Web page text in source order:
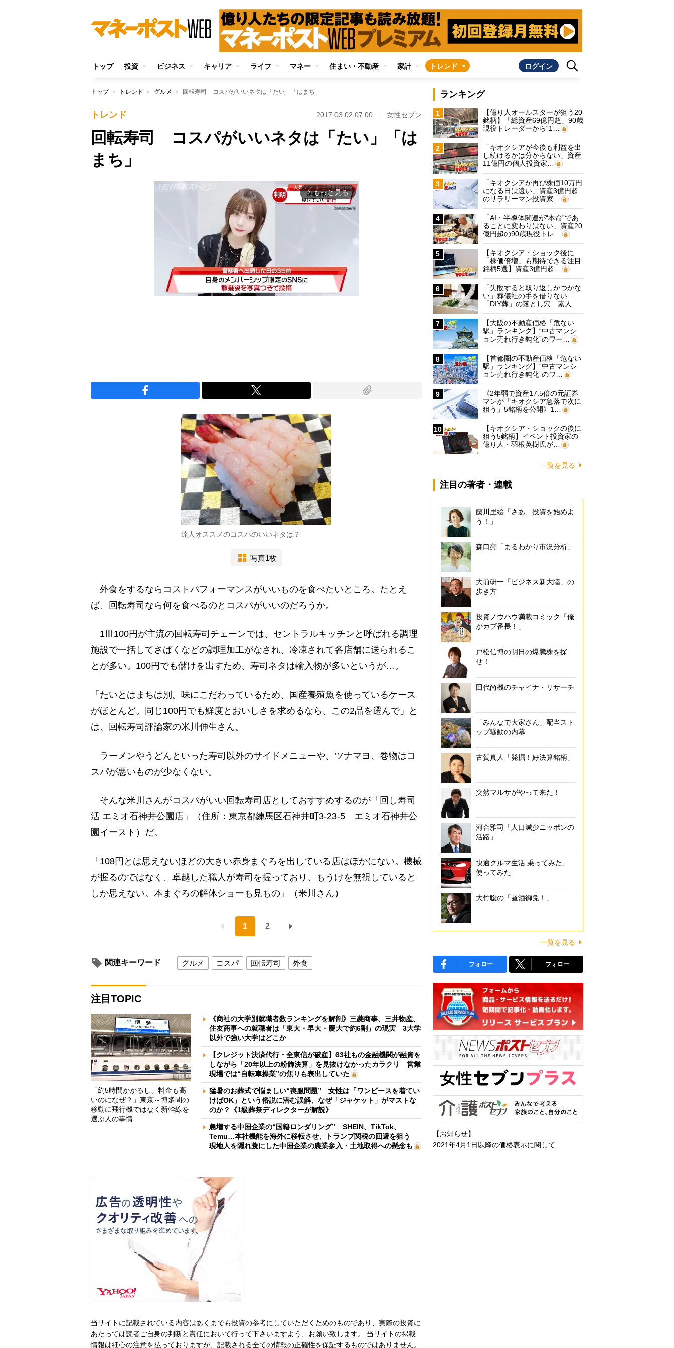
トップ 投資 ビジネス キャリア ライフ マネー 住まい・不動産 家計 トレンド ログイン
トップ トレンド グルメ 回転寿司 コスパがいいネタは「たい」「はまち」
トレンド 2017.03.02 07:00 女性セブン
回転寿司 コスパがいいネタは「たい」「は
まち」
arrow_forward_ios もっと見る
達人オススメのコスパのいいネタは？
写真1枚
外食をするならコストパフォーマンスがいいものを食べたいところ。たとえ
ば、回転寿司なら何を食べるのとコスパがいいのだろうか。
1皿100円が主流の回転寿司チェーンでは、セントラルキッチンと呼ばれる調理
施設で一括してさばくなどの調理加工がなされ、冷凍されて各店舗に送られるこ
とが多い。100円でも儲けを出すため、寿司ネタは輸入物が多いというが…。
「たいとはまちは別。味にこだわっているため、国産養殖魚を使っているケース
がほとんど。同じ100円でも鮮度とおいしさを求めるなら、この2品を選んで」と
は、回転寿司評論家の米川伸生さん。
ラーメンやうどんといった寿司以外のサイドメニューや、ツナマヨ、巻物はコ
スパが悪いものが少なくない。
そんな米川さんがコスパがいい回転寿司店としておすすめするのが「回し寿司
活 エミオ石神井公園店」（住所：東京都練馬区石神井町3-23-5 エミオ石神井公
園イースト）だ。
「108円とは思えないほどの大きい赤身まぐろを出している店はほかにない。機械
が握るのではなく、卓越した職人が寿司を握っており、もうけを無視していると
しか思えない。本まぐろの解体ショーも見もの」（米川さん）
1 2
関連キーワード グルメ コスパ 回転寿司 外食
注目TOPIC
「約5時間かかるし、料金も高
いのになぜ？」東京～博多間の
移動に飛行機ではなく新幹線を
選ぶ人の事情
《商社の大学別就職者数ランキングを解剖》三菱商事、三井物産、
住友商事への就職者は「東大・早大・慶大で約6割」の現実 3大学
以外で強い大学はどこか
【クレジット決済代行・全東信が破産】63社もの金融機関が融資を
しながら「20年以上の粉飾決算」を見抜けなかったカラクリ 営業
現場では“自転車操業”の焦りも表出していた
猛暑のお葬式で悩ましい“喪服問題” 女性は「ワンピースを着てい
けばOK」という俗説に潜む誤解、なぜ「ジャケット」がマストな
のか？《1級葬祭ディレクターが解説》
急増する中国企業の“国籍ロンダリング” SHEIN、TikTok、
Temu…本社機能を海外に移転させ、トランプ関税の回避を狙う
現地人を隠れ蓑にした中国企業の農業参入・土地取得への懸念も
当サイトに記載されている内容はあくまでも投資の参考にしていただくためのものであり、実際の投資に
あたっては読者ご自身の判断と責任において行って下さいますよう、お願い致します。 当サイトの掲載
情報は細心の注意を払っておりますが、記載される全ての情報の正確性を保証するものではありません。
ランキング
1
【億り人オールスターが狙う20
銘柄】「総資産69億円超」90歳
現役トレーダーから“1…
2
「キオクシアが今後も利益を出
し続けるかは分からない」資産
11億円の個人投資家…
3
「キオクシアが再び株価10万円
になる日は遠い」資産3億円超
のサラリーマン投資家…
4
「AI・半導体関連が“本命”であ
ることに変わりはない」資産20
億円超の90歳現役トレ…
5
【キオクシア・ショック後に
「株価倍増」も期待できる注目
銘柄5選】資産3億円超…
6
「失敗すると取り返しがつかな
い」葬儀社の手を借りない
「DIY葬」の落とし穴 素人
に…
7
【大阪の不動産価格「危ない
駅」ランキング】“中古マンシ
ョン売れ行き鈍化”のワー…
8
【首都圏の不動産価格「危ない
駅」ランキング】“中古マンシ
ョン売れ行き鈍化”のワ…
9
《2年弱で資産17.5倍の元証券
マンが「キオクシア急落で次に
狙う」5銘柄を公開》1…
10
【キオクシア・ショックの後に
狙う5銘柄】イベント投資家の
億り人・羽根英樹氏が…
一覧を見る
注目の著者・連載
藤川里絵「さあ、投資を始めよ
う！」
森口亮「まるわかり市況分析」
大前研一「ビジネス新大陸」の
歩き方
投資ノウハウ満載コミック「俺
がカブ番長！」
戸松信博の明日の爆騰株を探
せ！
田代尚機のチャイナ・リサーチ
「みんなで大家さん」配当スト
ップ騒動の内幕
古賀真人「発掘！好決算銘柄」
突然マルサがやって来た！
河合雅司「人口減少ニッポンの
活路」
快適クルマ生活 乗ってみた、
使ってみた
大竹聡の「昼酒御免！」
一覧を見る
フォロー フォロー
【お知らせ】
2021年4月1日以降の価格表示に関して